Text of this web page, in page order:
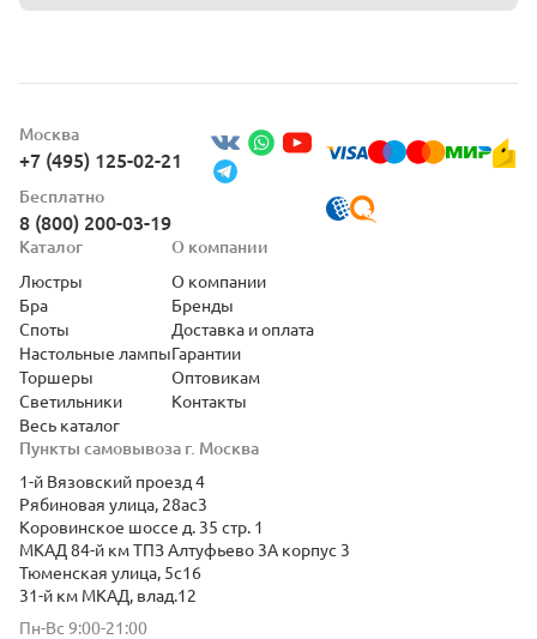
Москва
+7 (495) 125-02-21
Бесплатно
8 (800) 200-03-19
Пункты самовывоза г. Москва
1-й Вязовский проезд 4
Рябиновая улица, 28ас3
Коровинское шоссе д. 35 стр. 1
МКАД 84-й км ТПЗ Алтуфьево 3А корпус 3
Тюменская улица, 5с16
31-й км МКАД, влад.12
Пн-Вс 9:00-21:00
Каталог
Люстры
Бра
Споты
Настольные лампы
Торшеры
Светильники
Весь каталог
О компании
О компании
Бренды
Доставка и оплата
Гарантии
Оптовикам
Контакты